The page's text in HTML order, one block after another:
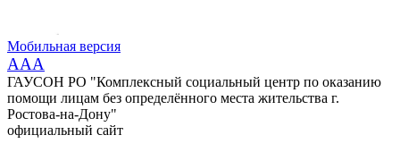
Мобильная версия
AAA
ГАУСОН РО "Комплексный социальный центр по оказанию
помощи лицам без определённого места жительства г.
Ростова-на-Дону"
официальный сайт